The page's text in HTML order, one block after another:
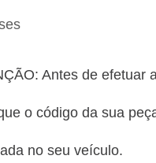
Antes de efetuar
o código da sua
no seu veículo.